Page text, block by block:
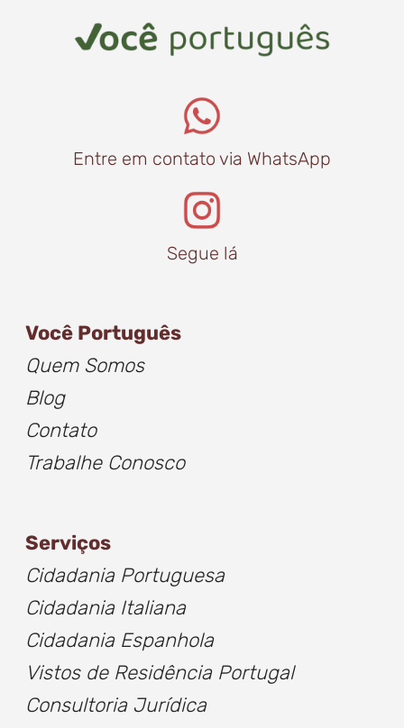
Entre em contato via WhatsApp
Segue lá
Você Português
Quem Somos
Blog
Contato
Trabalhe Conosco
Serviços
Cidadania Portuguesa
Cidadania Italiana
Cidadania Espanhola
Vistos de Residência Portugal
Consultoria Jurídica